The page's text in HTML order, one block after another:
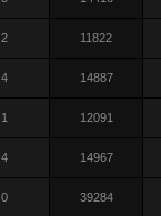
2 11822
4 14887
1 12091
4 14967
0 39284